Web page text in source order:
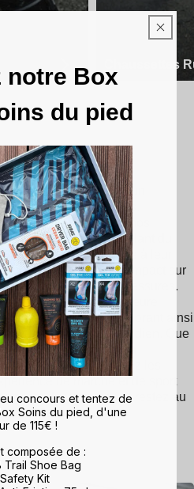
Chaussettes
conçues pour offrir un
inégalé à chaque pas.
de haute qualité, nos
sports et activités, allant du
course à pied. Grâce à leur
chocs, ils réduisent l'impact sur
ainsi les risques de blessures.
également une meilleure
du poids, améliorant ainsi
votre confort au quotidien. Que
ou simplement à la
du pied, choisissez les
de marche et de sport
soin de vos pieds et restez au
soit l'activité !
notre Box
du pied
concours et tentez de
Soins du pied, d'une
de 115€ !
composée de :
Trail Shoe Bag
Kit